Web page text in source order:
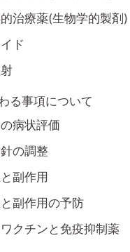
治療薬(生物学的製剤)
ド
る事項について
病状評価
の調整
副作用
副作用の予防
クチンと免疫抑制薬